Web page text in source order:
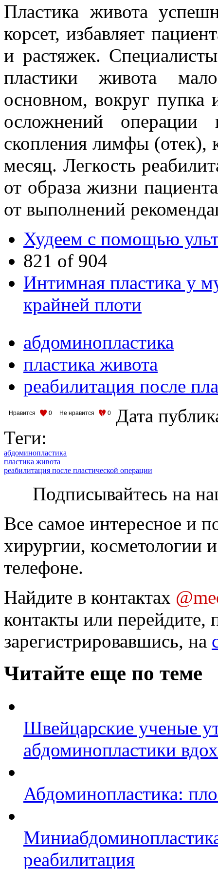
Пластика живота
корсет, избавляет
и растяжек.
пластики живота
основном, вокруг пупка
осложнений операции
скопления лимфы (отек),
месяц. Легкость
от образа жизни
от выполнений
Худеем с помощью
821 of 904
Интимная пластика у
крайней плоти
абдоминопластика
пластика живота
реабилитация после
Нравится 0 Не нравится 0
Дата
Теги:
абдоминопластика
пластика живота
реабилитация после пластической операции
Подписывайтесь на
Все самое интересное и
хирургии, косметологии
телефоне.
Найдите в контактах
контакты или перейдите,
зарегистрировавшись, на
Читайте еще по теме
Швейцарские ученые
абдоминопластики
Абдоминопластика:
реабилитация